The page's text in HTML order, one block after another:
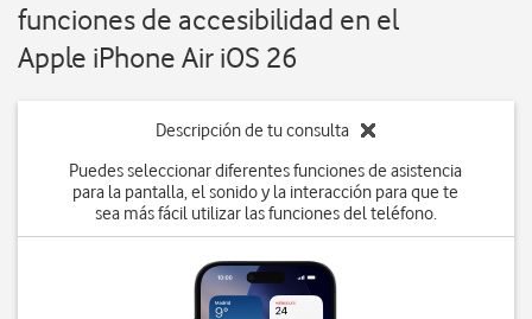
funciones de accesibilidad en el
Apple iPhone Air iOS 26
Descripción de tu consulta
Puedes seleccionar diferentes funciones de asistencia
para la pantalla, el sonido y la interacción para que te
sea más fácil utilizar las funciones del teléfono.